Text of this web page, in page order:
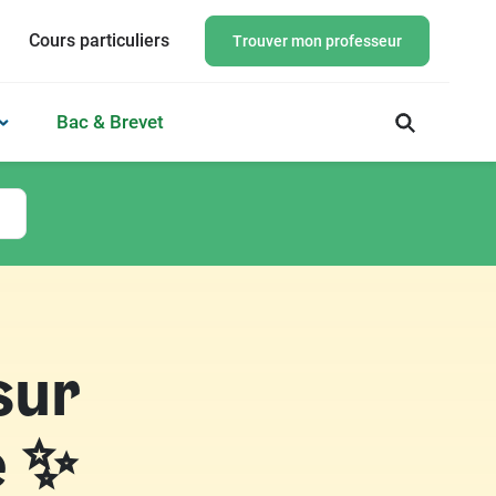
Cours particuliers Trouver mon professeur
Bac & Brevet